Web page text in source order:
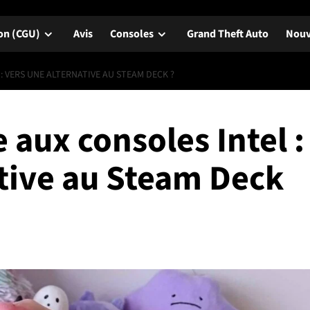
(CGU) Avis Consoles Grand Theft Auto
UNE ALTERNATIVE AU STEAM DECK ?
aux consoles Intel :
au Steam Deck
Avis